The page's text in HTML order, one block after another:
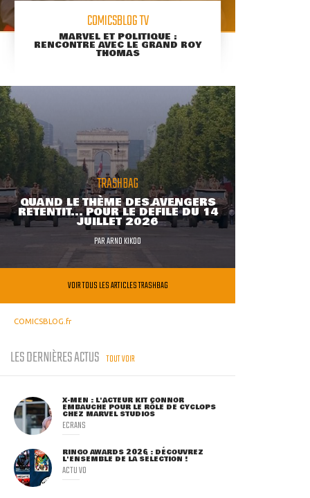
COMICSBLOG TV
MARVEL ET POLITIQUE :
RENCONTRE AVEC LE GRAND ROY
THOMAS
TRASHBAG
QUAND LE THÈME DES AVENGERS
RETENTIT... POUR LE DÉFILÉ DU 14
JUILLET 2026
PARARNO KIKOO
VOIR TOUS LES ARTICLES TRASHBAG
COMICSBLOG.fr
LES DERNIÈRES ACTUS TOUT VOIR
X-MEN : L'ACTEUR KIT CONNOR
EMBAUCHÉ POUR LE RÔLE DE CYCLOPS
CHEZ MARVEL STUDIOS
ECRANS
RINGO AWARDS 2026 : DÉCOUVREZ
L'ENSEMBLE DE LA SÉLECTION !
ACTU VO